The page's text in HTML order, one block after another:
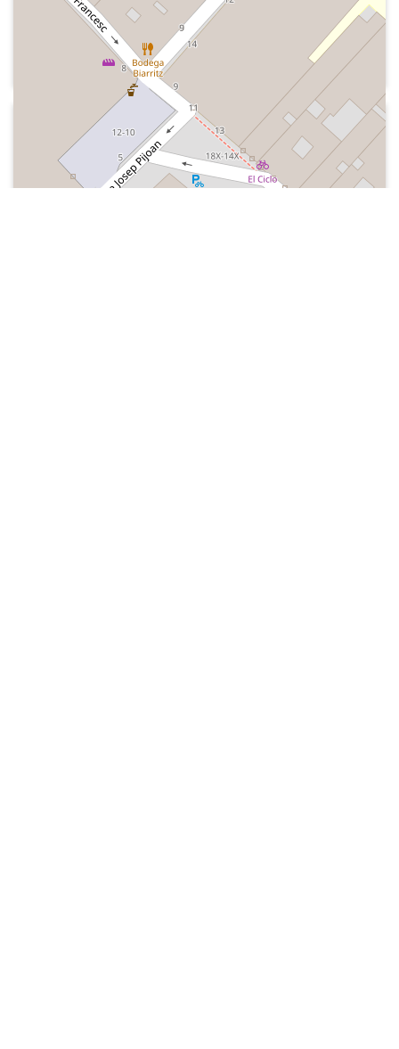
2012-04
Kiss FM
Indicatiu dels 10 anys de l'emissora
2011
Kiss FM
Indicatius de l'emissora